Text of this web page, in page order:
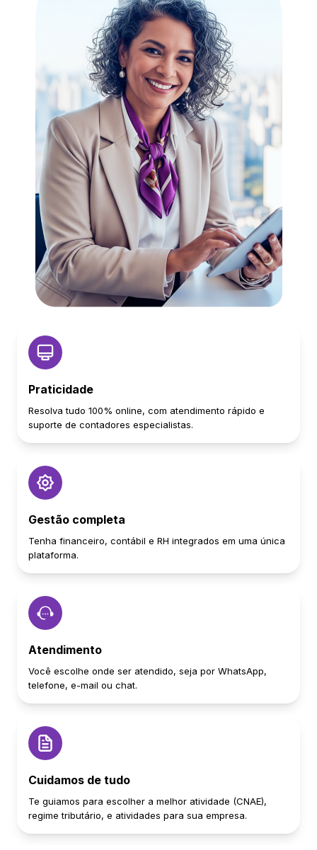
Praticidade
Resolva tudo 100% online, com atendimento rápido e
suporte de contadores especialistas.
Gestão completa
Tenha financeiro, contábil e RH integrados em uma única
plataforma.
Atendimento
Você escolhe onde ser atendido, seja por WhatsApp,
telefone, e-mail ou chat.
Cuidamos de tudo
Te guiamos para escolher a melhor atividade (CNAE),
regime tributário, e atividades para sua empresa.